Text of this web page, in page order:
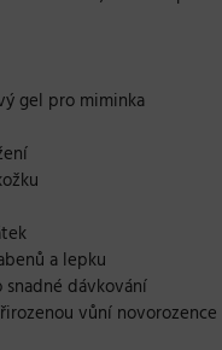
gel pro miminka
a lepku
dávkování
vůní novorozence